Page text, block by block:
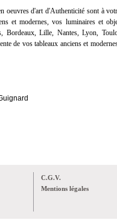
oeuvres d'art d'Authenticité sont à
et modernes, vos luminaires et
Bordeaux, Lille, Nantes, Lyon,
de vos tableaux anciens et
C.G.V.
Mentions légales